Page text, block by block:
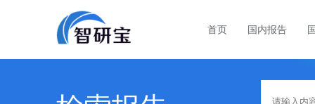
首页 国内报告